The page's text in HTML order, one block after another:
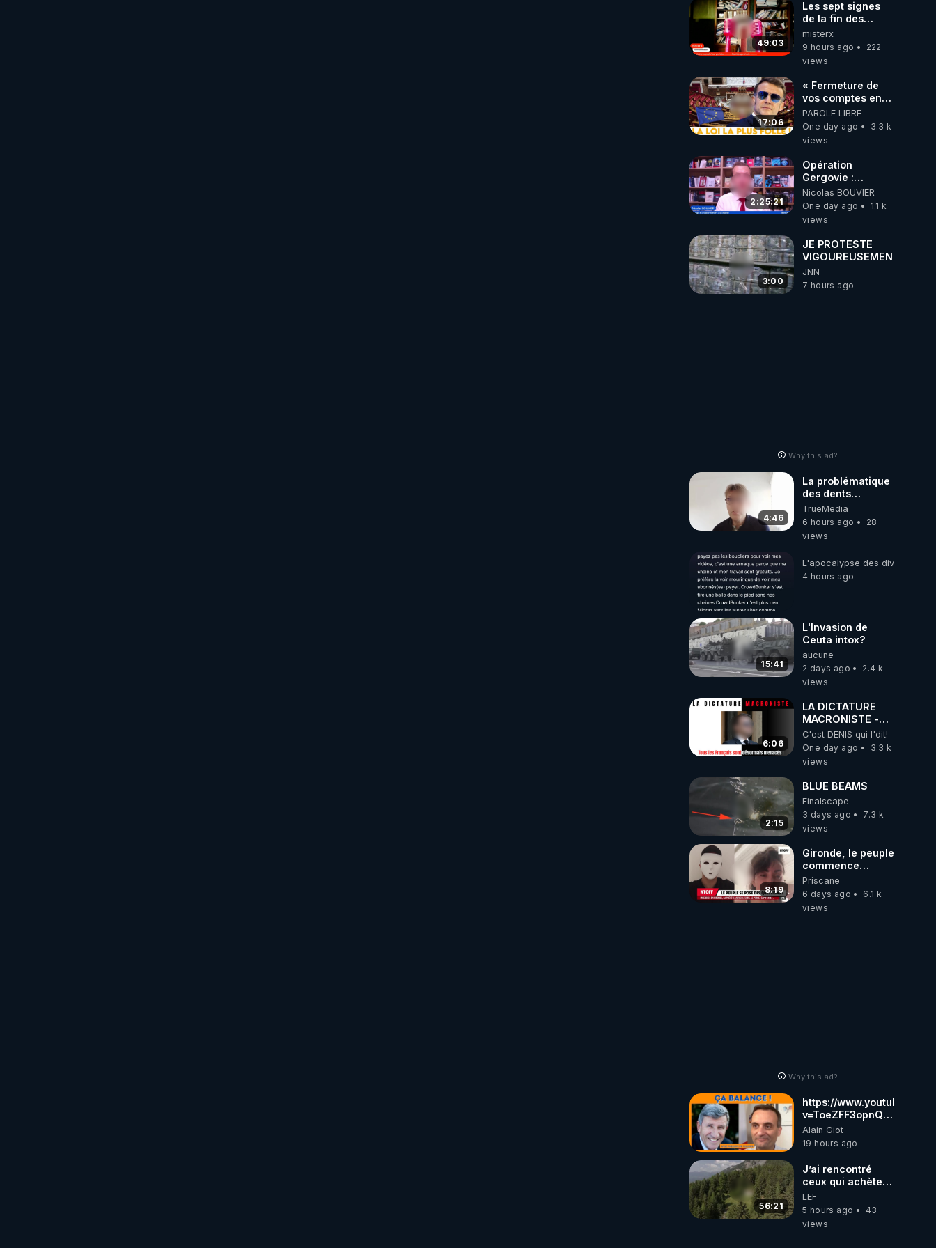
49:03
Les sept signes
de la fin des
temps selon
l’intervenant
misterx
9 hours ago
222
views
17:06
« Fermeture de
vos comptes en
banque ! » :
Macron impose
une loi folle !
PAROLE LIBRE
One day ago
3.3 k
views
2:25:21
Opération
Gergovie :
‪@38resistancegauloise‬
‪@MarionSigautOfficiel‬
‪@gladysriifard5710‬
Nicolas BOUVIER
One day ago
1.1 k
views
3:00
JE PROTESTE
VIGOUREUSEMENT
JNN
7 hours ago
Why this ad?
4:46
La problématique
des dents
dévitalisées et
des implants
TrueMedia
6 hours ago
28
views
L'apocalypse des divulgations
4 hours ago
15:41
L'Invasion de
Ceuta intox?
aucune
2 days ago
2.4 k
views
6:06
LA DICTATURE
MACRONISTE -
Tous les Français
sont désormais
menacés !
C'est DENIS qui l'dit!
One day ago
3.3 k
views
2:15
BLUE BEAMS
Finalscape
3 days ago
7.3 k
views
8:19
Gironde, le peuple
commence
vraiment à se
poser des
questions !
Priscane
6 days ago
6.1 k
views
Why this ad?
https://
v=ToeZFF3opnQ
"A partir de rien ,
Philippe De
Villiers a fait
d'une ruine le
plus beau Parc du
Monde !... ...Et
avec tant de
moyens, Norcam
a fait du plus
Alain Giot
19 hours ago
56:21
J’ai rencontré
ceux qui achètent
des bunkers pour
survivre à la fin
du monde
LEF
5 hours ago
43
views